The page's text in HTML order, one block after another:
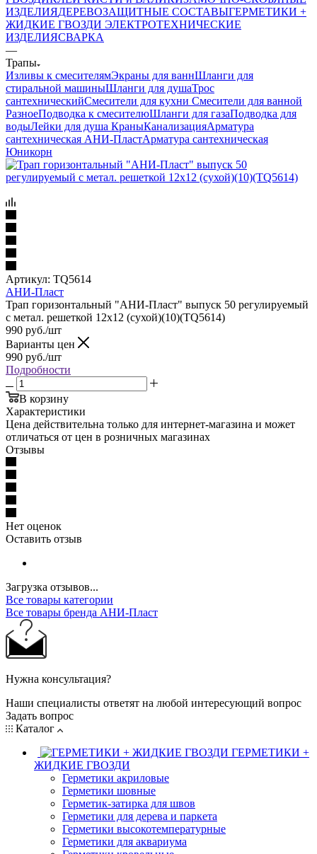
ИЗДЕЛИЯДЕРЕВОЗАЩИТНЫЕ СОСТАВЫГЕРМЕТИКИ +
ЖИДКИЕ ГВОЗДИ ЭЛЕКТРОТЕХНИЧЕСКИЕ
ИЗДЕЛИЯСВАРКА
—
Трапы
Изливы к смесителямЭкраны для ваннШланги для
стиральной машиныШланги для душаТрос
сантехническийСмесители для кухни Смесители для ванной
РазноеПодводка к смесителюШланги для газаПодводка для
водыЛейки для душа КраныКанализацияАрматура
сантехническая АНИ-ПластАрматура сантехническая
Юникорн
Артикул: TQ5614
АНИ-Пласт
Трап горизонтальный "АНИ-Пласт" выпуск 50 регулируемый
с метал. решеткой 12x12 (сухой)(10)(TQ5614)
990 руб./шт
Варианты цен
990 руб./шт
Подробности
В корзину
Характеристики
Цена действительна только для интернет-магазина и может
отличаться от цен в розничных магазинах
Отзывы
Нет оценок
Оставить отзыв
Загрузка отзывов...
Все товары категории
Все товары бренда АНИ-Пласт
Нужна консультация?
Наши специалисты ответят на любой интересующий вопрос
Задать вопрос
Каталог
ГЕРМЕТИКИ +
ЖИДКИЕ ГВОЗДИ
Герметики акриловые
Герметики шовные
Герметик-затирка для швов
Герметики для дерева и паркета
Герметики высокотемпературные
Герметики для аквариума